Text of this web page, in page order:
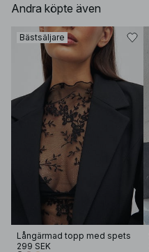
Andra köpte även
Bästsäljare
Långärmad topp med spets
299 SEK